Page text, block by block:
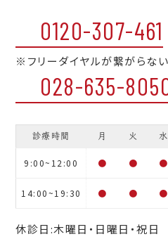
0120-307-461
※フリーダイヤルが繋がらな
028-635-
診療時間 月 火 水
9:00~12:00 ● ● ●
14:00~19:30 ● ● ●
休診日:木曜日・日曜日・祝日